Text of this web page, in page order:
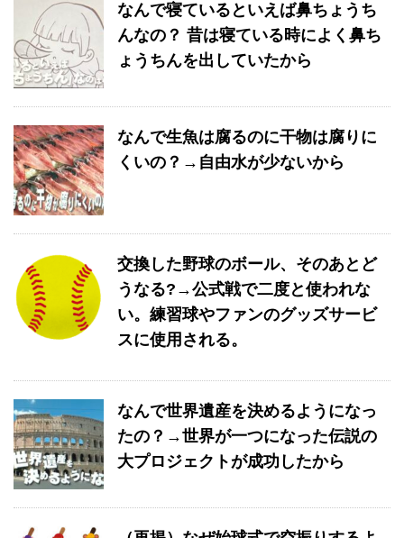
なんで寝ているといえば鼻ちょうち
んなの？ 昔は寝ている時によく鼻ち
ょうちんを出していたから
なんで生魚は腐るのに干物は腐りに
くいの？→自由水が少ないから
交換した野球のボール、そのあとど
うなる?→公式戦で二度と使われな
い。練習球やファンのグッズサービ
スに使用される。
なんで世界遺産を決めるようになっ
たの？→世界が一つになった伝説の
大プロジェクトが成功したから